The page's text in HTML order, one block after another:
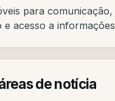
para
e acesso a
de notícia